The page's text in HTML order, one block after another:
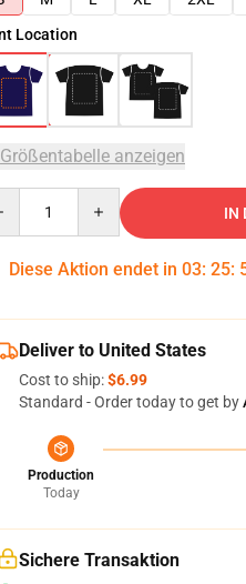
Location
Größentabelle anzeigen
IN
Diese Aktion endet in 03: 25:
Deliver to United States
Cost to ship:$6.99
Standard - Order today to get by
Production
Today
Sichere Transaktion